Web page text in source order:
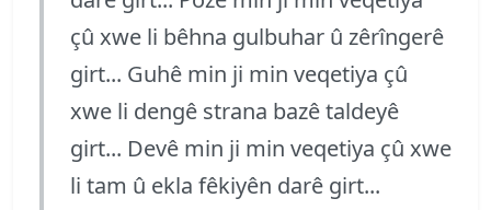
çû xwe li bêhna gulbuhar û zêrîngerê
girt... Guhê min ji min veqetiya çû
xwe li dengê strana bazê taldeyê
girt... Devê min ji min veqetiya çû xwe
li tam û ekla fêkiyên darê girt...